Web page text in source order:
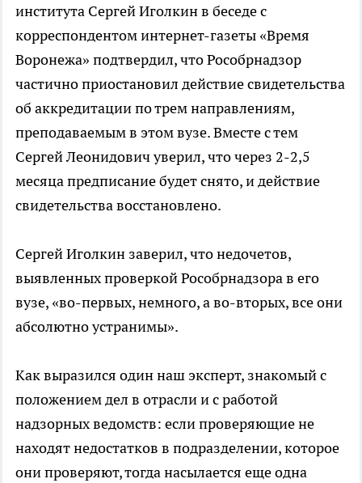
института Сергей Иголкин в беседе с
корреспондентом интернет-газеты «Время
Воронежа» подтвердил, что Рособрнадзор
частично приостановил действие свидетельства
об аккредитации по трем направлениям,
преподаваемым в этом вузе. Вместе с тем
Сергей Леонидович уверил, что через 2-2,5
месяца предписание будет снято, и действие
свидетельства восстановлено.
Сергей Иголкин заверил, что недочетов,
выявленных проверкой Рособрнадзора в его
вузе, «во-первых, немного, а во-вторых, все они
абсолютно устранимы».
Как выразился один наш эксперт, знакомый с
положением дел в отрасли и с работой
надзорных ведомств: если проверяющие не
находят недостатков в подразделении, которое
они проверяют, тогда насылается еще одна